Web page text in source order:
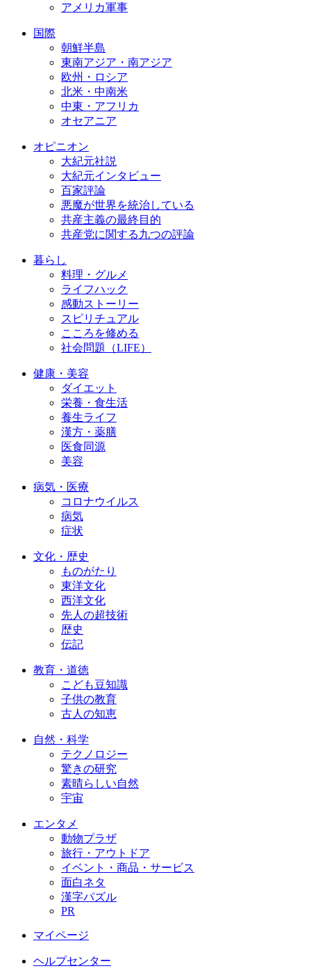
アメリカ軍事
国際
朝鮮半島
東南アジア・南アジア
欧州・ロシア
北米・中南米
中東・アフリカ
オセアニア
オピニオン
大紀元社説
大紀元インタビュー
百家評論
悪魔が世界を統治している
共産主義の最終目的
共産党に関する九つの評論
暮らし
料理・グルメ
ライフハック
感動ストーリー
スピリチュアル
こころを修める
社会問題（LIFE）
健康・美容
ダイエット
栄養・食生活
養生ライフ
漢方・薬膳
医食同源
美容
病気・医療
コロナウイルス
病気
症状
文化・歴史
ものがたり
東洋文化
西洋文化
先人の超技術
歴史
伝記
教育・道徳
こども豆知識
子供の教育
古人の知恵
自然・科学
テクノロジー
驚きの研究
素晴らしい自然
宇宙
エンタメ
動物プラザ
旅行・アウトドア
イベント・商品・サービス
面白ネタ
漢字パズル
PR
マイページ
ヘルプセンター